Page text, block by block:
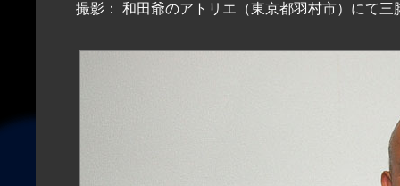
撮影： 和田爺のアトリエ（東京都羽村市）にて